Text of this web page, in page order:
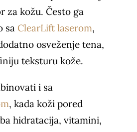
za kožu. Često ga
sa ClearLift laserom,
osveženje tena,
teksturu kože.
i sa
, kada koži pored
hidratacija, vitamini,